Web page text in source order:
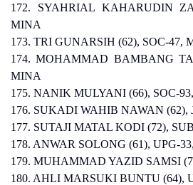
172. SYAHRIAL KAHARUDIN
MINA
173. TRI GUNARSIH (62), SOC-47,
174. MOHAMMAD BAMBANG
MINA
175. NANIK MULYANI (66), SOC-
176. SUKADI WAHIB NAWAN
177. SUTAJI MATAL KODI (72),
178. ANWAR SOLONG (61), UPG-
179. MUHAMMAD YAZID SAMSI
180. AHLI MARSUKI BUNTU (64),